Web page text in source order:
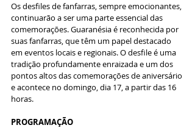
Os desfiles de fanfarras, sempre emocionantes,
continuarão a ser uma parte essencial das
comemorações. Guaranésia é reconhecida por
suas fanfarras, que têm um papel destacado
em eventos locais e regionais. O desfile é uma
tradição profundamente enraizada e um dos
pontos altos das comemorações de aniversário
e acontece no domingo, dia 17, a partir das 16
horas.
PROGRAMAÇÃO